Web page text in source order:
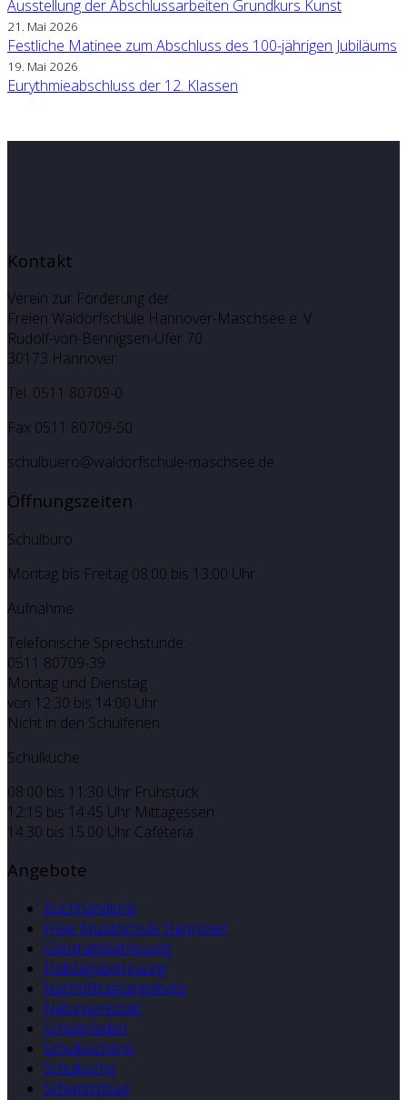
Ausstellung der Abschlussarbeiten Grundkurs Kunst
21. Mai 2026
Festliche Matinee zum Abschluss des 100-jährigen Jubiläums
19. Mai 2026
Eurythmieabschluss der 12. Klassen
Kontakt
Verein zur Förderung der
Freien Waldorfschule Hannover-Maschsee e. V.
Rudolf-von-Bennigsen-Ufer 70
30173 Hannover
Tel. 0511 80709-0
Fax 0511 80709-50
schulbuero@waldorfschule-maschsee.de
Öffnungszeiten
Schulbüro
Montag bis Freitag 08:00 bis 13:00 Uhr
Aufnahme
Telefonische Sprechstunde:
0511 80709-39
Montag und Dienstag
von 12:30 bis 14:00 Uhr
Nicht in den Schulferien
Schulküche
08:00 bis 11:30 Uhr Frühstück
12:15 bis 14:45 Uhr Mittagessen
14.30 bis 15.00 Uhr Caféteria
Angebote
Buchhandlung
Freie Musikschule Hannover
Ganztagsbetreuung
Halbtagsbetreuung
Nachmittagsangebote
Naturwerkstatt
Schülerladen
Schulbücherei
Schulküche
Schwimmbad